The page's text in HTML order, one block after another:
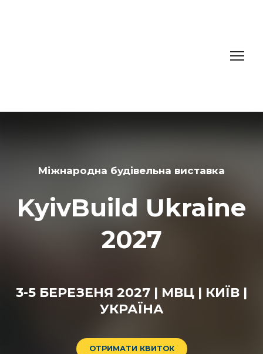
Міжнародна будівельна виставка
KyivBuild Ukraine
2027
3-5 БЕРЕЗЕНЯ 2027 | МВЦ | КИЇВ |
УКРАЇНА
ОТРИМАТИ КВИТОК